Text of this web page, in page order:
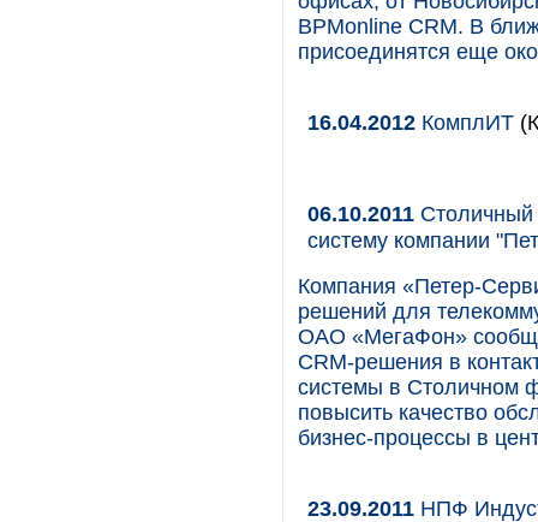
BPMonline CRM. В
присоединятся еще
16.04.2012 КомплИТ
06.10.2011
систему компании
Компания «Петер-
решений для
ОАО «МегаФон»
CRM-решения в
системы в Столичном
повысить качество
бизнес-процессы в
23.09.2011 НПФ